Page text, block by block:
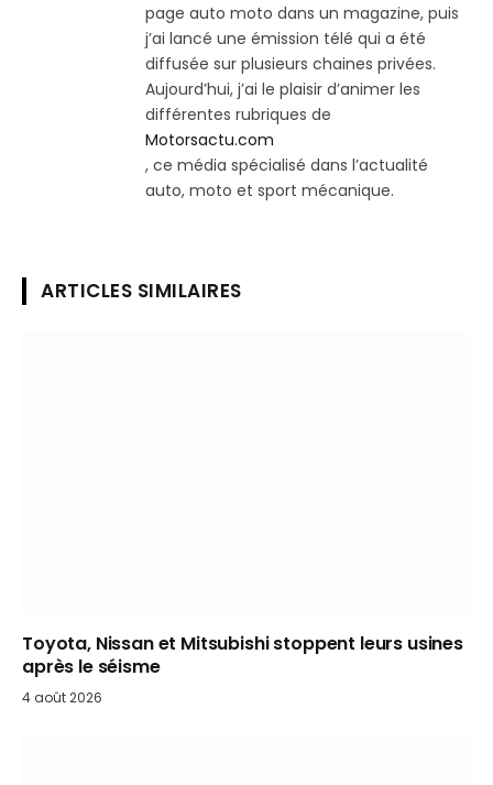
page auto moto dans un magazine, puis
j’ai lancé une émission télé qui a été
diffusée sur plusieurs chaines privées.
Aujourd’hui, j’ai le plaisir d’animer les
différentes rubriques de
Motorsactu.com
, ce média spécialisé dans l’actualité
auto, moto et sport mécanique.
ARTICLES SIMILAIRES
Toyota, Nissan et Mitsubishi stoppent leurs usines
après le séisme
4 août 2026